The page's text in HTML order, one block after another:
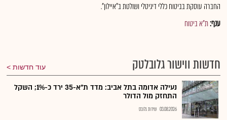
החברה עוסקת בביטוח כללי דיגיטלי ושולטת ב"איילון".
ענף:ת"א ביטוח
חדשות ווישור גלובלטק עוד חדשות
נעילה אדומה בתל אביב: מדד ת"א-35 ירד כ-1%; השקל
התחזק מול הדולר
03.08.2026 שירות גלובס